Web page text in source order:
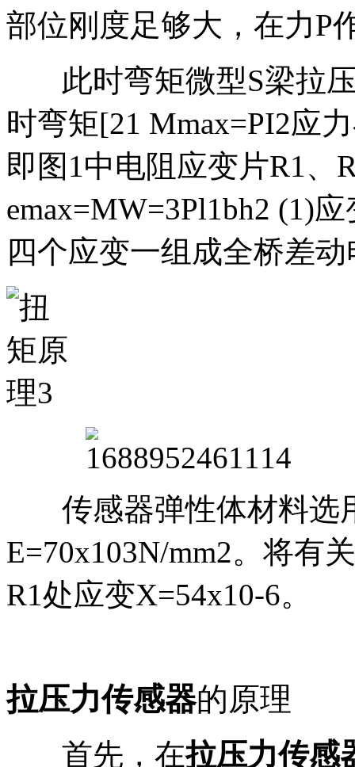
部位刚度足够大，在力P
此时弯矩微型S梁拉压
时弯矩[21 Mmax=PI2应
即图1中电阻应变片R1、
emax=MW=3Pl1bh2 (1)
四个应变一组成全桥差
传感器弹性体材料选
E=70x103N/mm2。将有
R1处应变X=54x10-6。
拉压力传感器的原理
首先，在拉压力传感